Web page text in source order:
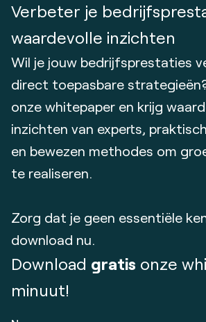
Verbeter je
waardevolle inzichten
Wil je jouw bedrijfsprestaties
direct toepasbare
onze whitepaper en krijg
inzichten van experts,
en bewezen methodes om
te realiseren.
Zorg dat je geen essentiële
download nu.
Download gratis onze
minuut!